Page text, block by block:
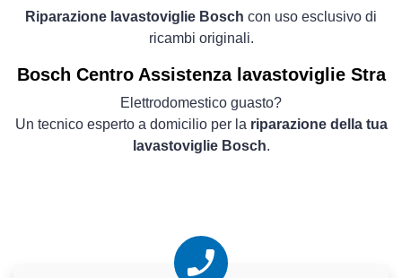
Riparazione lavastoviglie Bosch con uso esclusivo di
ricambi originali.
Bosch Centro Assistenza lavastoviglie Stra
Elettrodomestico guasto?
Un tecnico esperto a domicilio per la riparazione della tua
lavastoviglie Bosch.